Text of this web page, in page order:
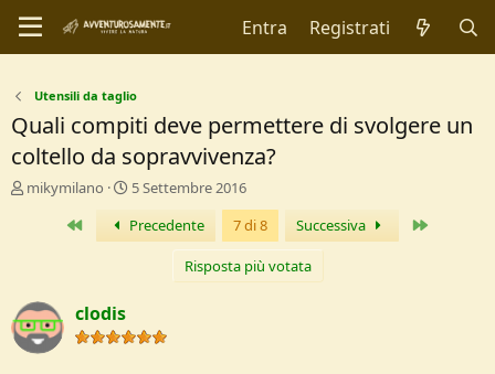
Entra Registrati
Utensili da taglio
Quali compiti deve permettere di svolgere un
coltello da sopravvivenza?
C
r
e
D
mikymilano
D
t
a
i
5 Settembre 2016
Primo Precedente 7 di 8 Successiva
Risposta più votata
clodis